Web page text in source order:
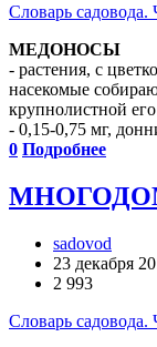
Словарь садовода.
МЕДОНОСЫ
- растения, с
насекомые
крупнолистной
- 0,15-0,75 мг,
0 Подробнее
sadovod
23 декабря
2 993
Словарь садовода.